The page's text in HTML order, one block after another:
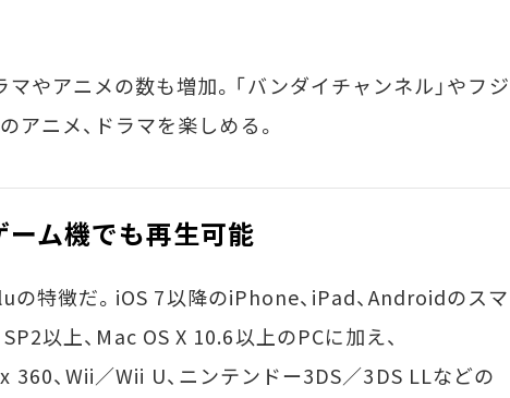
やアニメの数も増加。「バンダイチャンネル」やフジ
アニメ、ドラマを楽しめる。
ーム機でも再生可能
特徴だ。iOS 7以降のiPhone、iPad、Androidのスマ
以上、Mac OS X 10.6以上のPCに加え、
、Wii／Wii U、ニンテンドー3DS／3DS LLなどの